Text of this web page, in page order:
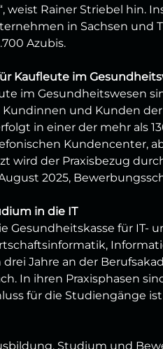
weist Rainer Striebel hin.
in Sachsen und
Azubis.
Kaufleute im
im Gesundheitswesen
und Kunden
in einer der mehr als
Kundencenter,
wird der Praxisbezug
2025,
in die IT
Gesundheitskasse für IT-
Jahre an der
In ihren Praxisphasen
für die Studiengänge
Studium und